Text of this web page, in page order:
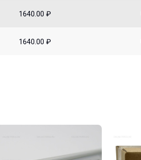
1640.00 ₽
1640.00 ₽